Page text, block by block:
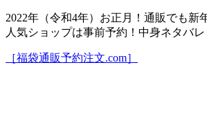
2022年（令和4年）お正月！通販でも新
人気ショップは事前予約！中身ネタバレ
［福袋通販予約注文.com］